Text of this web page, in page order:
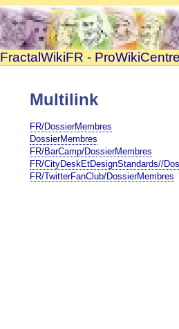
FractalWikiFR -
Multilink
FR/DossierMembres
DossierMembres
FR/BarCamp/DossierMembres
FR/CityDeskEtDesignStandards//
FR/TwitterFanClub/DossierMembres